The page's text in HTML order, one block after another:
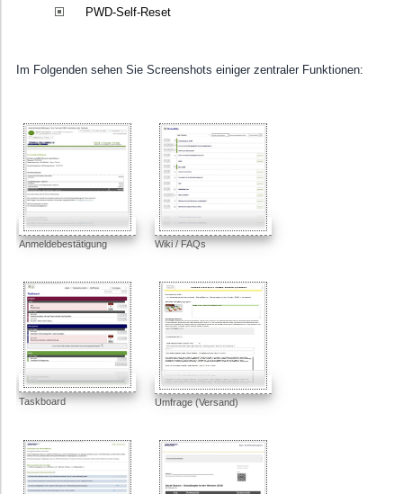
PWD-Self-Reset
Im Folgenden sehen Sie Screenshots einiger zentraler Funktionen:
Anmeldebestätigung Wiki / FAQs
Taskboard Umfrage (Versand)